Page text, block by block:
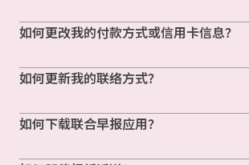
如何更改我的付款方式或信用卡信息？
如何更新我的联络方式？
如何下载联合早报应用？